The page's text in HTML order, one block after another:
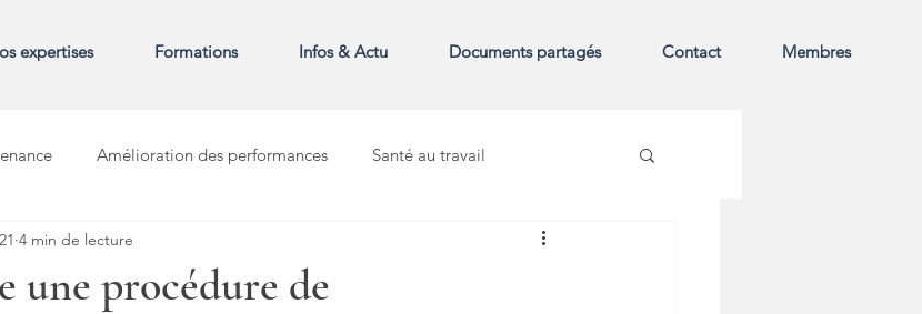
expertises Formations Infos & Actu Documents partagés Contact Membres
Amélioration des performances Santé au travail
une procédure de
4 min de lecture